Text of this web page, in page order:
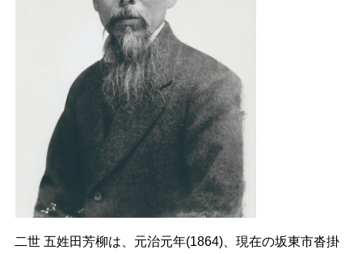
二世 五姓田芳柳は、元治元年(1864)、現在の坂東市沓掛